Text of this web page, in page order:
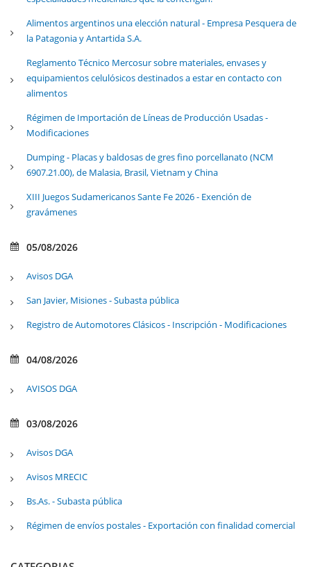
Alimentos argentinos una elección natural - Empresa Pesquera de
la Patagonia y Antartida S.A.
Reglamento Técnico Mercosur sobre materiales, envases y
equipamientos celulósicos destinados a estar en contacto con
alimentos
Régimen de Importación de Líneas de Producción Usadas -
Modificaciones
Dumping - Placas y baldosas de gres fino porcellanato (NCM
6907.21.00), de Malasia, Brasil, Vietnam y China
XIII Juegos Sudamericanos Sante Fe 2026 - Exención de
gravámenes
05/08/2026
Avisos DGA
San Javier, Misiones - Subasta pública
Registro de Automotores Clásicos - Inscripción - Modificaciones
04/08/2026
AVISOS DGA
03/08/2026
Avisos DGA
Avisos MRECIC
Bs.As. - Subasta pública
Régimen de envíos postales - Exportación con finalidad comercial